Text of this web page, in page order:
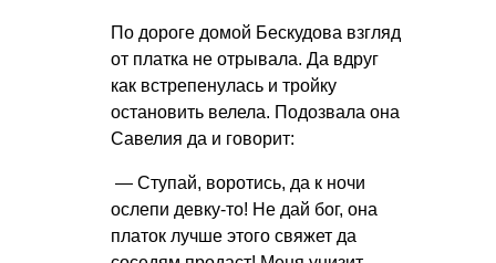
По дороге домой Бескудова взгляд
от платка не отрывала. Да вдруг
как встрепенулась и тройку
остановить велела. Подозвала она
Савелия да и говорит:
— Ступай, воротись, да к ночи
ослепи девку-то! Не дай бог, она
платок лучше этого свяжет да